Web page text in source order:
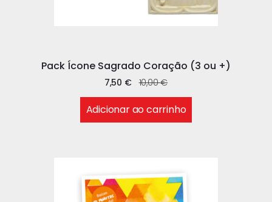
Pack Ícone Sagrado Coração (3 ou +)
10,00€
7,50 €
Adicionar ao carrinho